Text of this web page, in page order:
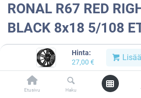
Hinta:
27,00 €
Etusivu Haku
RONAL R67 RED
BLACK 8x18 5/108
EAN:4053881259360 Tuotekoodi:
Tällä tuotteella ei ole kelvollista